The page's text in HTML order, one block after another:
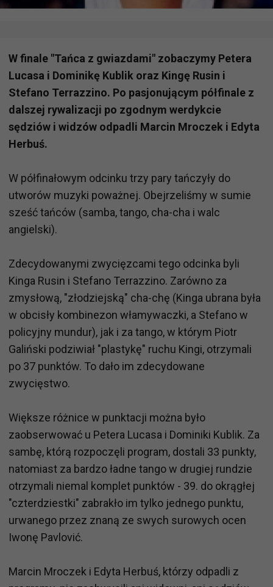
W finale "Tańca z gwiazdami" zobaczymy Petera
Lucasa i Dominikę Kublik oraz Kingę Rusin i
Stefano Terrazzino. Po pasjonującym półfinale z
dalszej rywalizacji po zgodnym werdykcie
sędziów i widzów odpadli Marcin Mroczek i Edyta
Herbuś.
W półfinałowym odcinku trzy pary tańczyły do
utworów muzyki poważnej. Obejrzeliśmy w sumie
sześć tańców (samba, tango, cha-cha i walc
angielski).
Zdecydowanymi zwycięzcami tego odcinka byli
Kinga Rusin i Stefano Terrazzino. Zarówno za
zmysłową, "złodziejską" cha-chę (Kinga ubrana była
w obcisły kombinezon włamywaczki, a Stefano w
policyjny mundur), jak i za tango, w którym Piotr
Galiński podziwiał "plastykę" ruchu Kingi, otrzymali
po 37 punktów. To dało im zdecydowane
zwycięstwo.
Większe różnice w punktacji można było
zaobserwować u Petera Lucasa i Dominiki Kublik. Za
sambę, którą rozpoczęli program, dostali 33 punkty,
natomiast za bardzo ładne tango w drugiej rundzie
otrzymali niemal komplet punktów - 39. do okrągłej
"czterdziestki" zabrakło im tylko jednego punktu,
urwanego przez znaną ze swych surowych ocen
Iwonę Pavlović.
Marcin Mroczek i Edyta Herbuś, którzy odpadli z